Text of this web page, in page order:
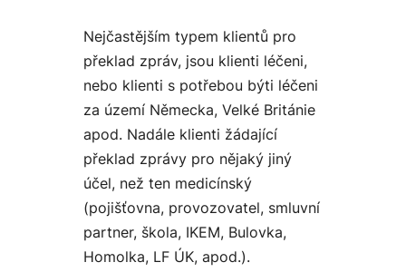
Nejčastějším typem klientů pro
překlad zpráv, jsou klienti léčeni,
nebo klienti s potřebou býti léčeni
za území Německa, Velké Británie
apod. Nadále klienti žádající
překlad zprávy pro nějaký jiný
účel, než ten medicínský
(pojišťovna, provozovatel, smluvní
partner, škola, IKEM, Bulovka,
Homolka, LF ÚK, apod.).